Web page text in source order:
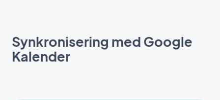
Synkronisering med Google
Kalender